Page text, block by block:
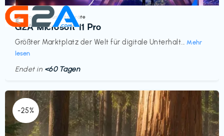
Elektronik & Haushaltsgeräte
G2A Microsoft 11 Pro
Größter Marktplatz der Welt für digitale Unterhalt... Mehr
lesen
€‎
Endet in <60 Tagen
-25%